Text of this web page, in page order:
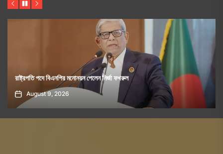
Previous
PauseNext
নিরাপদ অভিবাসন নিশ্চিতে বাংলাদেশ-যুক্তরাজ্য যৌথভাবে কাজ করবে
August 9, 2026